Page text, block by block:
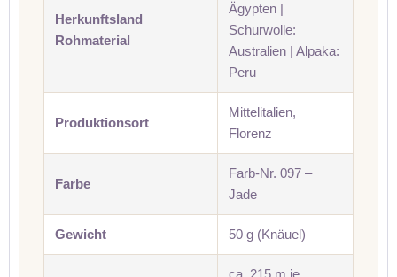
Herkunftsland
Rohmaterial
Ägypten |
Schurwolle:
Australien | Alpaka:
Peru
Produktionsort
Mittelitalien,
Florenz
Farbe
Farb-Nr. 097 –
Jade
Gewicht 50 g (Knäuel)
ca. 215 m je